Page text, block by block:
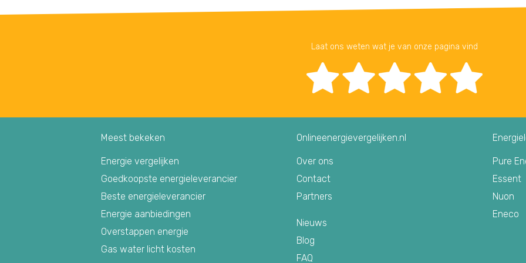
Laat ons weten wat je van onze pagina vind
Meest bekeken
Energie vergelijken
Goedkoopste energieleverancier
Beste energieleverancier
Energie aanbiedingen
Overstappen energie
Gas water licht kosten
Onlineenergievergelijken.nl
Over ons
Contact
Partners
Nieuws
Blog
FAQ
Pure
Essent
Nuon
Eneco